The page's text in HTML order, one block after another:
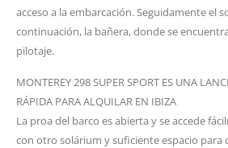
acceso a la embarcación. Seguidamente el
continuación, la bañera, donde se
pilotaje.
MONTEREY 298 SUPER SPORT ES UNA
RÁPIDA PARA ALQUILAR EN IBIZA
La proa del barco es abierta y se accede
con otro solárium y suficiente espacio para